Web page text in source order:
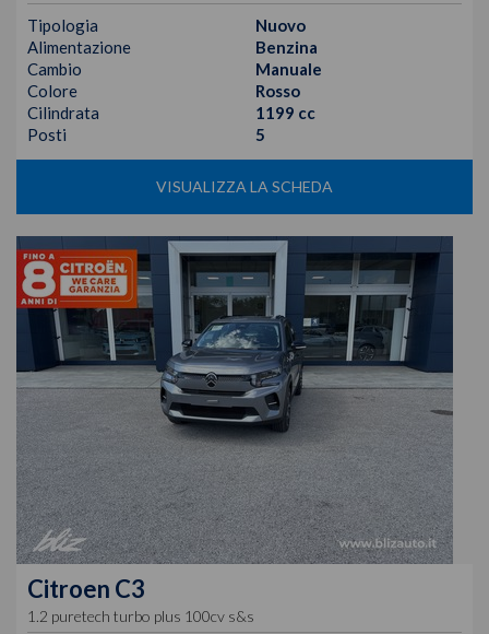
Tipologia
Nuovo
Alimentazione
Benzina
Cambio
Manuale
Colore
Rosso
Cilindrata
1199 cc
Posti
5
VISUALIZZA LA SCHEDA
Citroen C3
1.2 puretech turbo plus 100cv s&s